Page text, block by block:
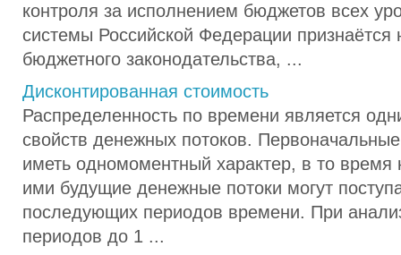
контроля за исполнением бюджетов всех
системы Российской Федерации
бюджетного законодательства, ...
Дисконтированная стоимость
Распределенность по времени является
свойств денежных потоков.
иметь одномоментный характер, в то время
ими будущие денежные потоки могут
последующих периодов времени. При
периодов до 1 ...